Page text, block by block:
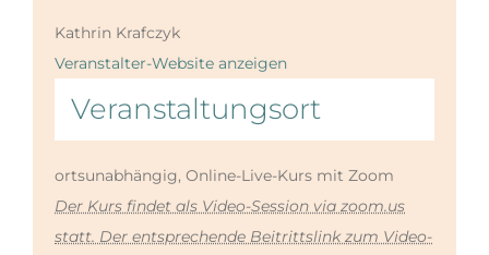
Veranstaltungsort
ortsunabhängig, Online-Live-Kurs mit Zoom
Der Kurs findet als Video-Session via zoom.us
statt. Der entsprechende Beitrittslink zum Video-
Kathrin Krafczyk
Veranstalter-Website anzeigen